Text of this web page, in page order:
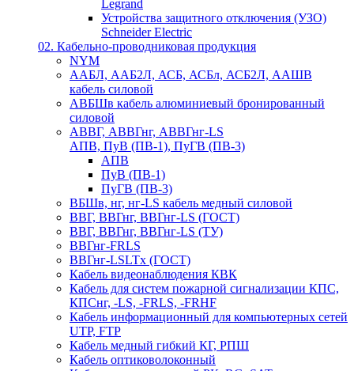
Legrand
Устройства защитного отключения (УЗО)
Schneider Electric
02. Кабельно-проводниковая продукция
NYM
ААБЛ, ААБ2Л, АСБ, АСБл, АСБ2Л, ААШВ
кабель силовой
АВБШв кабель алюминиевый бронированный
силовой
АВВГ, АВВГнг, АВВГнг-LS
АПВ, ПуВ (ПВ-1), ПуГВ (ПВ-3)
АПВ
ПуВ (ПВ-1)
ПуГВ (ПВ-3)
ВБШв, нг, нг-LS кабель медный силовой
ВВГ, ВВГнг, ВВГнг-LS (ГОСТ)
ВВГ, ВВГнг, ВВГнг-LS (ТУ)
ВВГнг-FRLS
ВВГнг-LSLTx (ГОСТ)
Кабель видеонаблюдения КВК
Кабель для систем пожарной сигнализации КПС,
КПСнг, -LS, -FRLS, -FRHF
Кабель информационный для компьютерных сетей
UTP, FTP
Кабель медный гибкий КГ, РПШ
Кабель оптиковолоконный